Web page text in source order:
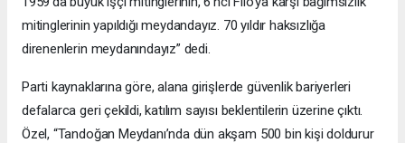
mitinglerinin yapıldığı meydandayız. 70 yıldır haksızlığa
direnenlerin meydanındayız” dedi.
Parti kaynaklarına göre, alana girişlerde güvenlik bariyerleri
defalarca geri çekildi, katılım sayısı beklentilerin üzerine çıktı.
Özel, “Tandoğan Meydanı’nda dün akşam 500 bin kişi doldurur